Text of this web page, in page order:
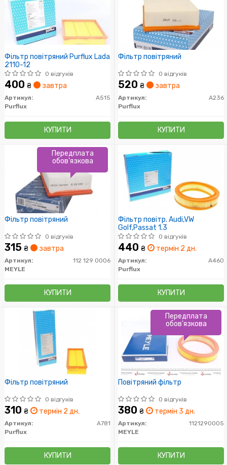
Фільтр повітряний Purflux Lada
2110-12
0 відгуків
400 ₴ завтра
Артикул:
A515
Purflux
КУПИТИ
Фільтр повітряний
0 відгуків
520 ₴ завтра
Артикул:
A236
Purflux
КУПИТИ
Фільтр повітряний
0 відгуків
315 ₴ завтра
Артикул:
112 129 0006
MEYLE
КУПИТИ
Передплата
обов'язкова
Фільтр повітр. Audi,VW
Golf,Passat 1.3
0 відгуків
440 ₴ термін 2 дн.
Артикул:
A460
Purflux
КУПИТИ
Фільтр повітряний
0 відгуків
310 ₴ термін 2 дн.
Артикул:
A781
Purflux
КУПИТИ
Повітряний фільтр
0 відгуків
380 ₴ термін 3 дн.
Артикул:
1121290005
MEYLE
КУПИТИ
Передплата
обов'язкова